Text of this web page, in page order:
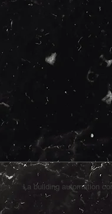
La building automation